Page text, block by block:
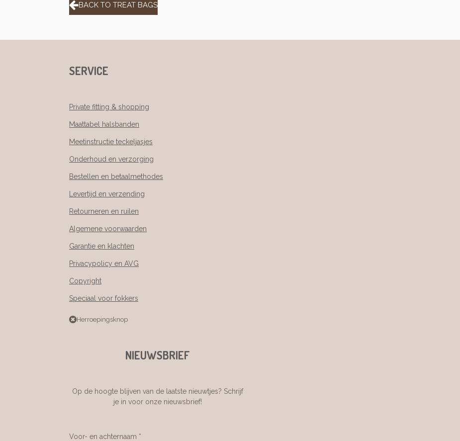
BACK TO TREAT BAGS
SERVICE
Private fitting & shopping
Maattabel halsbanden
Meetinstructie teckeljasjes
Onderhoud en verzorging
Bestellen en betaalmethodes
Levertijd en verzending
Retourneren en ruilen
Algemene voorwaarden
Garantie en klachten
Privacypolicy en AVG
Copyright
Speciaal voor fokkers
Herroepingsknop
NIEUWSBRIEF
Op de hoogte blijven van de laatste nieuwtjes? Schrijf
je in voor onze nieuwsbrief!
Voor- en achternaam *